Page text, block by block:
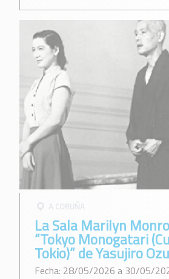
A CORUÑA
La Sala Marilyn
“Tokyo Monogatari
Tokio)” de Yasujiro Ozu
Fecha: 28/05/2026 a 30/05/